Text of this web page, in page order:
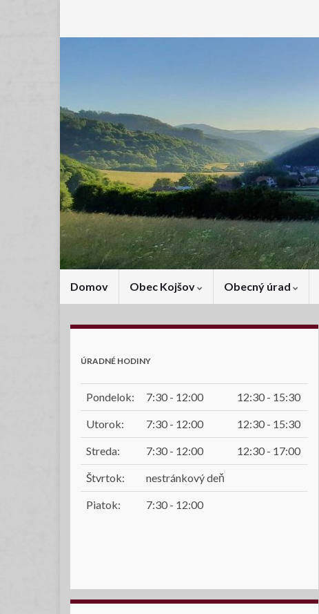
Domov Obec Kojšov Obecný úrad
ÚRADNÉ HODINY
Pondelok: 7:30 - 12:00 12:30 - 15:30
Utorok: 7:30 - 12:00 12:30 - 15:30
Streda: 7:30 - 12:00 12:30 - 17:00
Štvrtok: nestránkový deň
Piatok: 7:30 - 12:00